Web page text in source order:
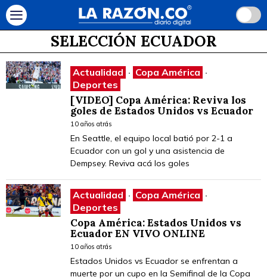
SELECCIÓN ECUADOR
Actualidad · Copa América ·
Deportes
[VIDEO] Copa América: Reviva los
goles de Estados Unidos vs Ecuador
10 años atrás
En Seattle, el equipo local batió por 2-1 a
Ecuador con un gol y una asistencia de
Dempsey. Reviva acá los goles
Actualidad · Copa América ·
Deportes
Copa América: Estados Unidos vs
Ecuador EN VIVO ONLINE
10 años atrás
Estados Unidos vs Ecuador se enfrentan a
muerte por un cupo en la Semifinal de la Copa